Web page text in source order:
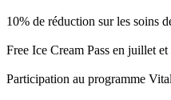
10% de réduction sur les soins
Free Ice Cream Pass en juillet
Participation au programme